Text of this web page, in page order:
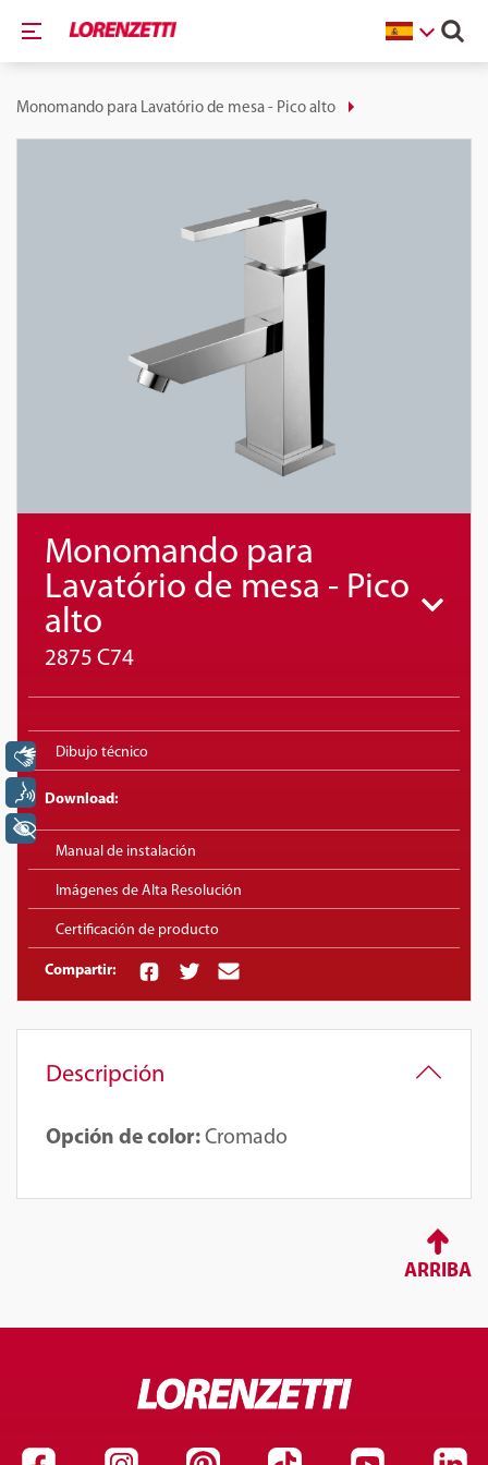
Monomando para Lavatório de mesa - Pico alto
Monomando para
Lavatório de mesa - Pico
alto
2875 C74
Dibujo técnico
Download:
Manual de instalación
Imágenes de Alta Resolución
Certificación de producto
Compartir:
Descripción
Opción de color: Cromado
ARRIBA
Libras
Voz
+ Acessibilidade